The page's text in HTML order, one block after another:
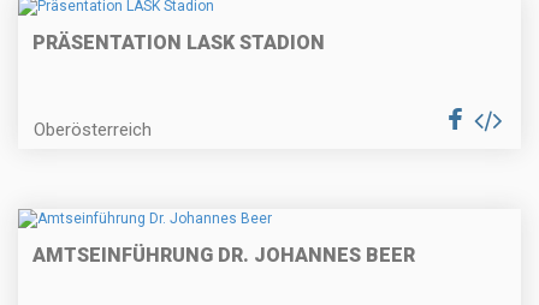
PRÄSENTATION LASK STADION
Oberösterreich
AMTSEINFÜHRUNG DR. JOHANNES BEER